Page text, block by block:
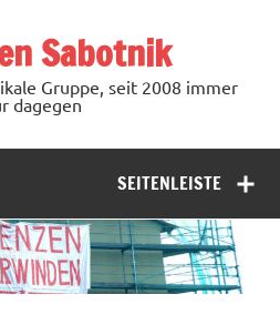
Sabotnik
Gruppe, seit 2008 immer
dagegen
SEITENLEISTE